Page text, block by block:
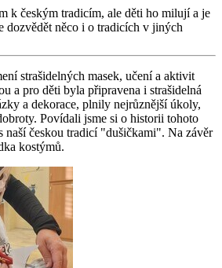
k českým tradicím, ale děti ho milují a je
dozvědět něco i o tradicích v jiných
strašidelných masek, učení a aktivit
a pro děti byla připravena i strašidelná
a dekorace, plnily nejrůznější úkoly,
Povídali jsme si o historii tohoto
naší českou tradicí "dušičkami". Na závěr
kostýmů.